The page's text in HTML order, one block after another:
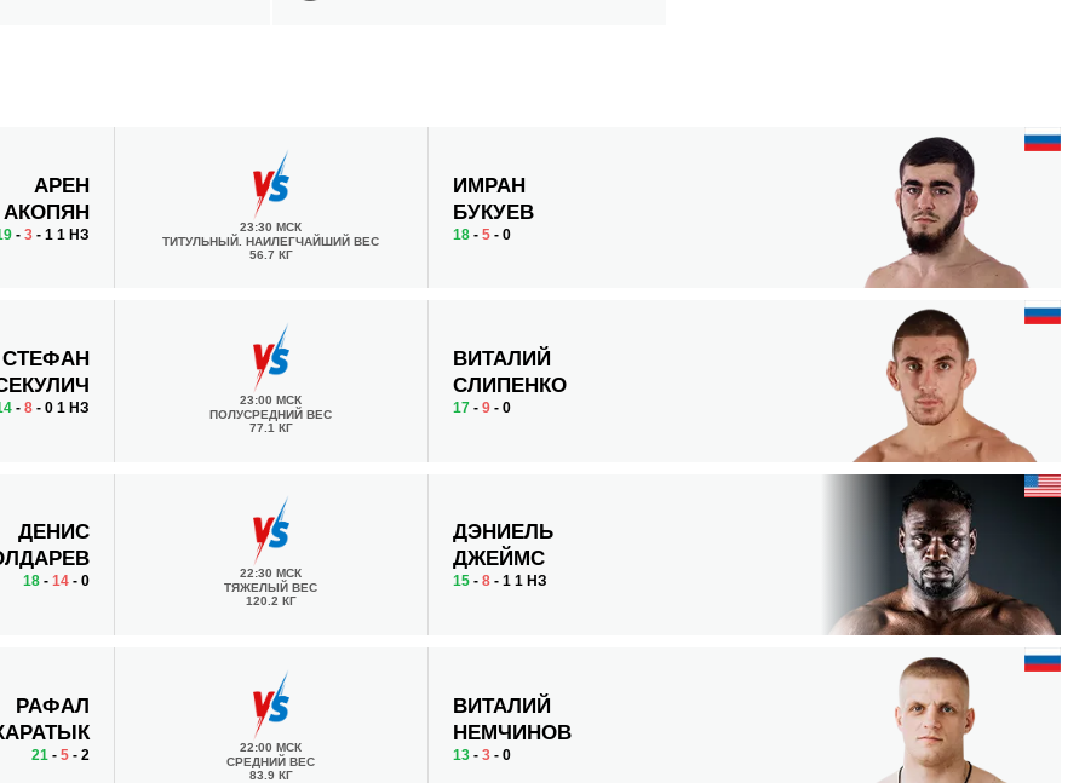
АРЕН
АКОПЯН
- 3- 1 1 НЗ
23:30 МСК
ТИТУЛЬНЫЙ. НАИЛЕГЧАЙШИЙ ВЕС
56.7 КГ
ИМРАН
БУКУЕВ
18 -5 - 0
СТЕФАН
- 8- 0 1 НЗ
23:00 МСК
ПОЛУСРЕДНИЙ ВЕС
77.1 КГ
ВИТАЛИЙ
СЛИПЕНКО
17 -9 - 0
ДЕНИС
18- 14- 0
22:30 МСК
ТЯЖЕЛЫЙ ВЕС
120.2 КГ
ДЭНИЕЛЬ
ДЖЕЙМС
15 -8 - 1 1 НЗ
РАФАЛ
21 - 5- 2
22:00 МСК
СРЕДНИЙ ВЕС
83.9 КГ
ВИТАЛИЙ
НЕМЧИНОВ
13 -3 - 0